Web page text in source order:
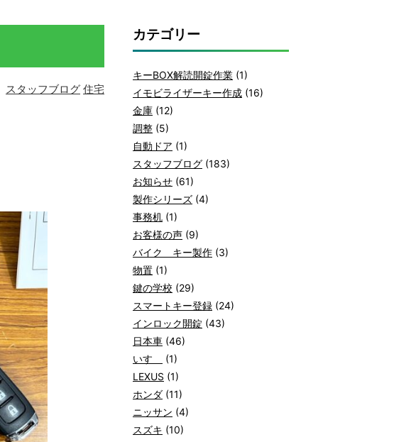
スタッフブログ 住宅
カテゴリー
キーBOX解読開錠作業 (1)
イモビライザーキー作成 (16)
金庫 (12)
調整 (5)
自動ドア (1)
スタッフブログ (183)
お知らせ (61)
製作シリーズ (4)
事務机 (1)
お客様の声 (9)
バイク キー製作 (3)
物置 (1)
鍵の学校 (29)
スマートキー登録 (24)
インロック開錠 (43)
日本車 (46)
いすゞ
(1)
LEXUS (1)
ホンダ (11)
ニッサン (4)
スズキ (10)